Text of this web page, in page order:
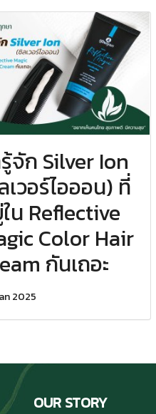
จัก Silver Ion
เวอร์ไอออน) ที่
น Reflective
Color Hair
กันเถอะ
2025
OUR STORY